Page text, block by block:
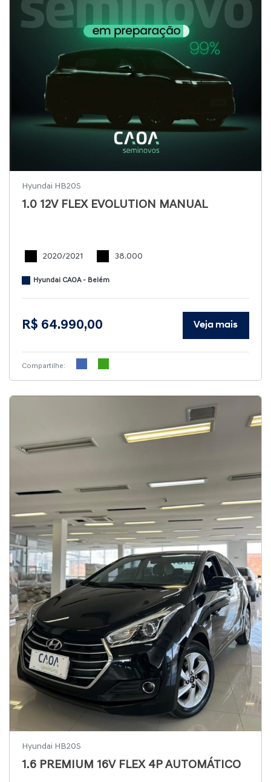
Hyundai HB20S
1.0 12V FLEX EVOLUTION MANUAL
2020/2021 38.000
Hyundai CAOA - Belém
R$ 64.990,00 Veja mais
Compartilhe:
Hyundai HB20S
1.6 PREMIUM 16V FLEX 4P AUTOMÁTICO